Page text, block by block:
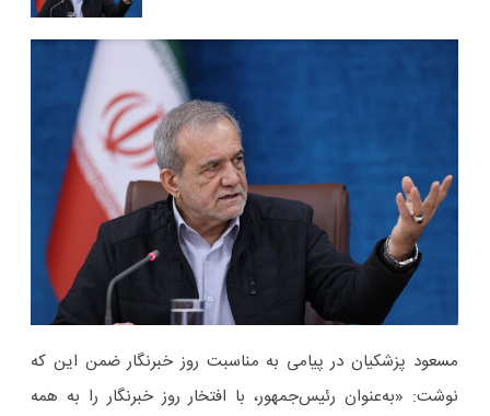
مسعود پزشکیان در پیامی به مناسبت روز خبرنگار ضمن این که
نوشت: «به‌عنوان رئیس‌جمهور، با افتخار روز خبرنگار را به همه